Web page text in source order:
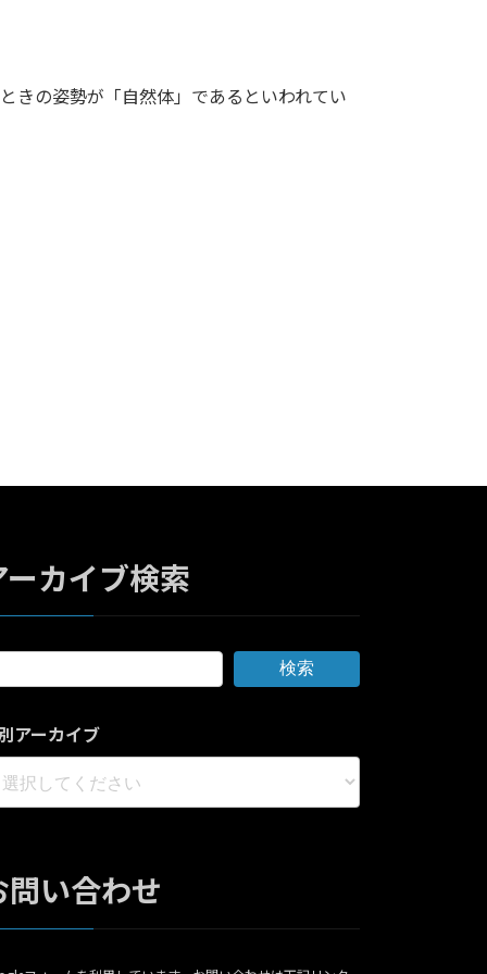
きの姿勢が「自然体」であるといわれてい
ーカイブ検索
検索
アーカイブ
問い合わせ